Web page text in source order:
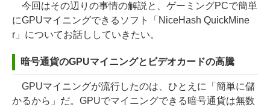
今回はその辺りの事情の解説と、ゲーミングPCで簡単
にGPUマイニングできるソフト「NiceHash QuickMine
r」についてお話ししていきたい。
暗号通貨のGPUマイニングとビデオカードの高騰
GPUマイニングが流行したのは、ひとえに「簡単に儲
かるから」だ。GPUでマイニングできる暗号通貨は無数